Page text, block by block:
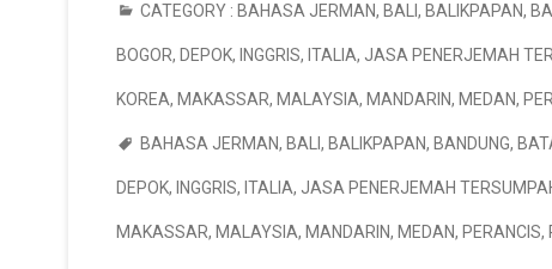
CATEGORY : BAHASA JERMAN, BALI , BALIKPAPAN,
BOGOR, DEPOK, INGGRIS, ITALIA, JASA PENERJEMAH
KOREA, MAKASSAR, MALAYSIA, MANDARIN, MEDAN,
BAHASA JERMAN, BALI , BALIKPAPAN, BANDUNG,
DEPOK, INGGRIS, ITALIA, JASA PENERJEMAH
MAKASSAR, MALAYSIA, MANDARIN, MEDAN, PERANCIS,